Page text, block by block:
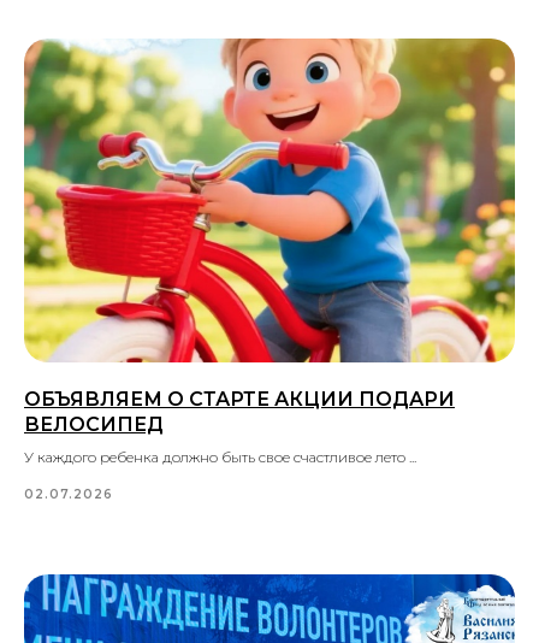
ОБЪЯВЛЯЕМ О СТАРТЕ АКЦИИ ПОДАРИ
ВЕЛОСИПЕД
У каждого ребенка должно быть свое счастливое лето ...
02.07.2026